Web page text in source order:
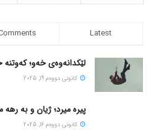
Latest
لێکدانەوەی خەو؛ کەوتنە
كانونی دووه‌م 19, 2025
پیره میرد؛ ژیان و به رهه
كانونی دووه‌م 16, 2025